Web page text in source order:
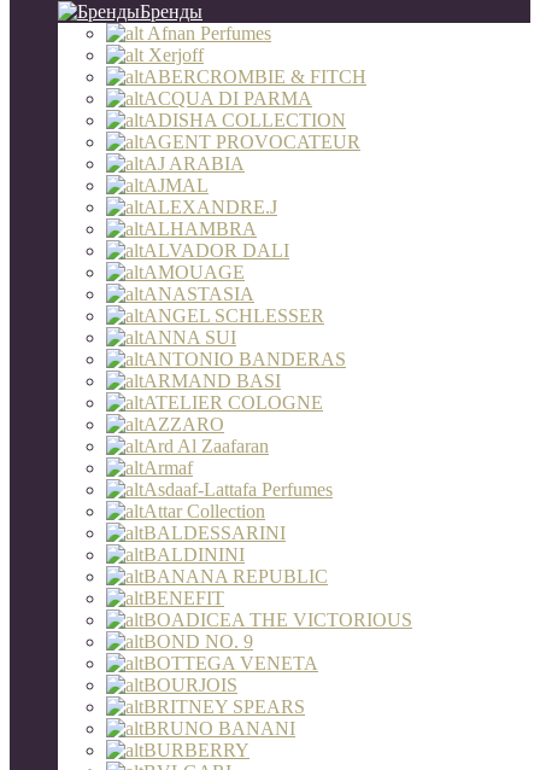
Бренды
Afnan Perfumes
Xerjoff
ABERCROMBIE & FITCH
ACQUA DI PARMA
ADISHA COLLECTION
AGENT PROVOCATEUR
AJ ARABIA
AJMAL
ALEXANDRE.J
ALHAMBRA
ALVADOR DALI
AMOUAGE
ANASTASIA
ANGEL SCHLESSER
ANNA SUI
ANTONIO BANDERAS
ARMAND BASI
ATELIER COLOGNE
AZZARO
Ard Al Zaafaran
Armaf
Asdaaf-Lattafa Perfumes
Attar Collection
BALDESSARINI
BALDININI
BANANA REPUBLIC
BENEFIT
BOADICEA THE VICTORIOUS
BOND NO. 9
BOTTEGA VENETA
BOURJOIS
BRITNEY SPEARS
BRUNO BANANI
BURBERRY